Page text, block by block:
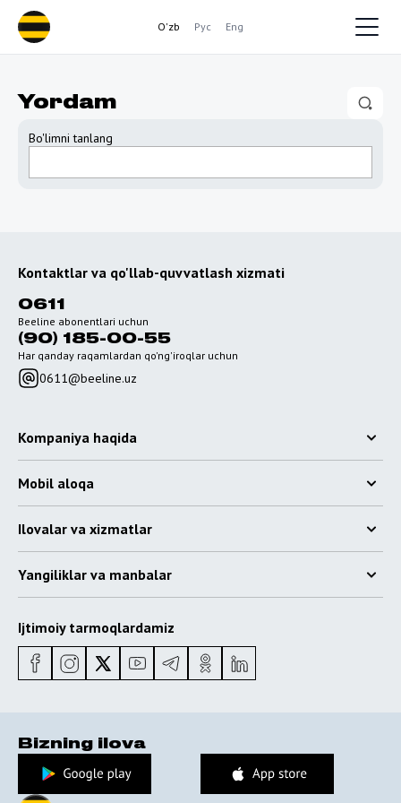
O'zb Рус Eng
Yordam
Bo'limni tanlang
Kontaktlar va qo'llab-quvvatlash xizmati
0611
Beeline abonentlari uchun
(90) 185-00-55
Har qanday raqamlardan qo'ng'iroqlar uchun
0611@beeline.uz
Kompaniya haqida
Mobil aloqa
Ilovalar va xizmatlar
Yangiliklar va manbalar
Ijtimoiy tarmoqlardamiz
Bizning ilova